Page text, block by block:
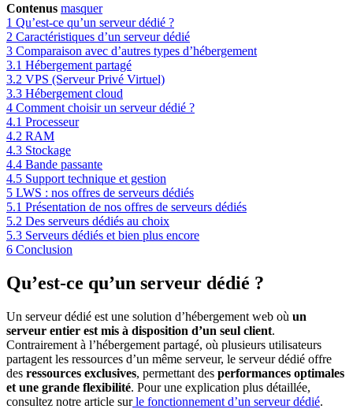
Contenus masquer
1 Qu’est-ce qu’un serveur dédié ?
2 Caractéristiques d’un serveur dédié
3 Comparaison avec d’autres types d’hébergement
3.1 Hébergement partagé
3.2 VPS (Serveur Privé Virtuel)
3.3 Hébergement cloud
4 Comment choisir un serveur dédié ?
4.1 Processeur
4.2 RAM
4.3 Stockage
4.4 Bande passante
4.5 Support technique et gestion
5 LWS : nos offres de serveurs dédiés
5.1 Présentation de nos offres de serveurs dédiés
5.2 Des serveurs dédiés au choix
5.3 Serveurs dédiés et bien plus encore
6 Conclusion
Qu’est-ce qu’un serveur dédié ?
Un serveur dédié est une solution d’hébergement web où un
serveur entier est mis à disposition d’un seul client.
Contrairement à l’hébergement partagé, où plusieurs utilisateurs
partagent les ressources d’un même serveur, le serveur dédié offre
des ressources exclusives, permettant des performances optimales
et une grande flexibilité. Pour une explication plus détaillée,
consultez notre article surle fonctionnement d’un serveur dédié.